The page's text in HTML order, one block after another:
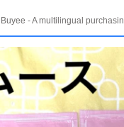
Buyee - A multilingual